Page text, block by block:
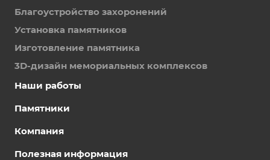
Благоустройство захоронений
Установка памятников
Изготовление памятника
3D-дизайн мемориальных комплексов
Наши работы
Памятники
Компания
Полезная информация